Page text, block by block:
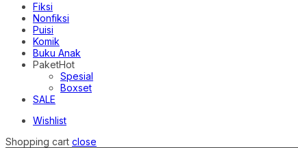
Fiksi
Nonfiksi
Puisi
Komik
Buku Anak
PaketHot
Spesial
Boxset
SALE
Wishlist
Shopping cart close